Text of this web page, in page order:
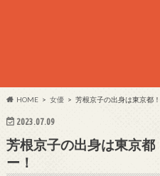
HOME 女優 芳根京子の出身は東京都
2023.07.09
芳根京子の出身は東京
ー！